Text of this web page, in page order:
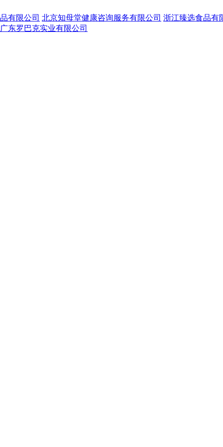
有限公司 北京知母堂健康咨询服务有限公司 浙江臻选食品有
广东罗巴克实业有限公司